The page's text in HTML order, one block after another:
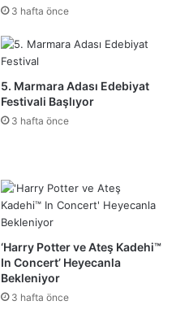
3 hafta önce
5. Marmara Adası Edebiyat
Festivali Başlıyor
3 hafta önce
‘Harry Potter ve Ateş Kadehi™
In Concert’ Heyecanla
Bekleniyor
3 hafta önce